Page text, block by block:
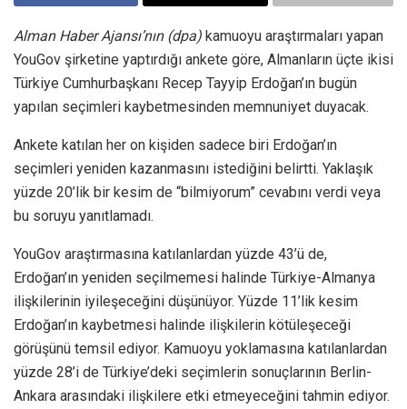
Alman Haber Ajansı’nın (dpa) kamuoyu araştırmaları yapan
YouGov şirketine yaptırdığı ankete göre, Almanların üçte ikisi
Türkiye Cumhurbaşkanı Recep Tayyip Erdoğan’ın bugün
yapılan seçimleri kaybetmesinden memnuniyet duyacak.
Ankete katılan her on kişiden sadece biri Erdoğan’ın
seçimleri yeniden kazanmasını istediğini belirtti. Yaklaşık
yüzde 20’lik bir kesim de “bilmiyorum” cevabını verdi veya
bu soruyu yanıtlamadı.
YouGov araştırmasına katılanlardan yüzde 43’ü de,
Erdoğan’ın yeniden seçilmemesi halinde Türkiye-Almanya
ilişkilerinin iyileşeceğini düşünüyor. Yüzde 11’lik kesim
Erdoğan’ın kaybetmesi halinde ilişkilerin kötüleşeceği
görüşünü temsil ediyor. Kamuoyu yoklamasına katılanlardan
yüzde 28’i de Türkiye’deki seçimlerin sonuçlarının Berlin-
Ankara arasındaki ilişkilere etki etmeyeceğini tahmin ediyor.